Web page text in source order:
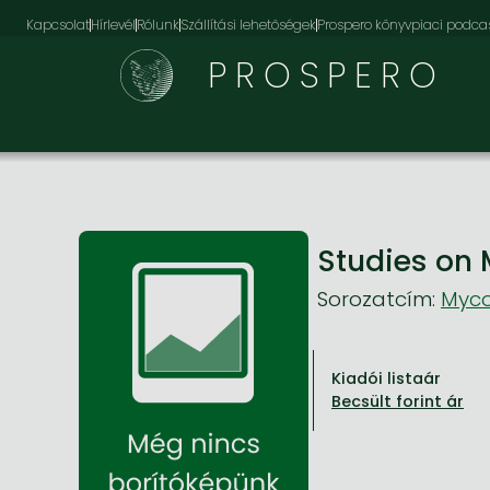
KapcsolatHírlevélRólunkSzállítási lehetőségekProspero könyvpiaci
PROSPERO
Studies on
Sorozatcím:
Kiadói listaár